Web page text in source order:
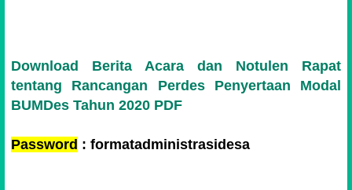
Download Berita Acara dan Notulen Rapat
tentang Rancangan Perdes Penyertaan Modal
BUMDes Tahun 2020 PDF
Password : formatadministrasidesa